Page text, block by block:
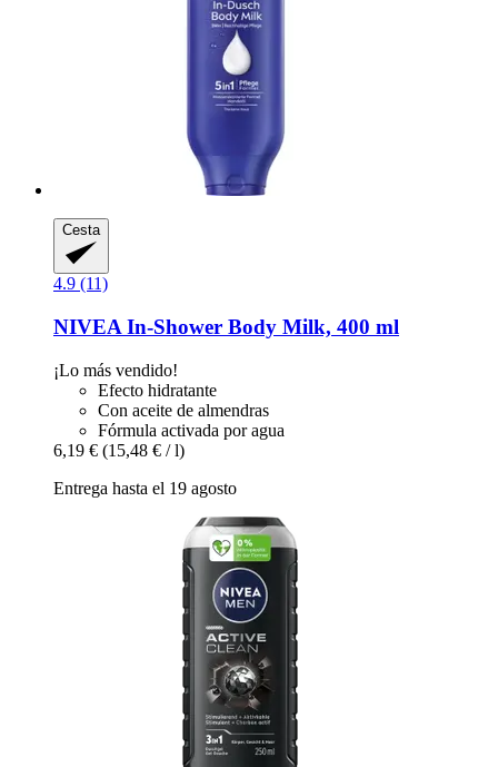
Cesta
4.9 (11)
NIVEA In-​Shower Body Milk, 400 ml
¡Lo más vendido!
Efecto hidratante
Con aceite de almendras
Fórmula activada por agua
6,19 € (15,48 € / l)
Entrega hasta el 19 agosto